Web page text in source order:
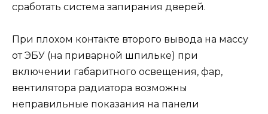
сработать система запирания дверей.
При плохом контакте второго вывода на массу
от ЭБУ (на приварной шпильке) при
включении габаритного освещения, фар,
вентилятора радиатора возможны
неправильные показания на панели